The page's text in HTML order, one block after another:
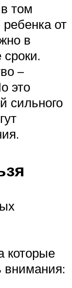
том
от
в
–
это
сильного
которые
внимания: